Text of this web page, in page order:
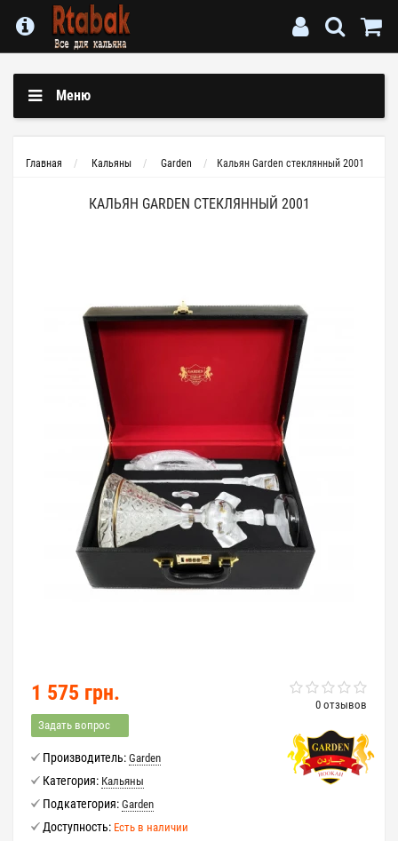
Меню
Главная Кальяны Garden Кальян Garden стеклянный 2001
КАЛЬЯН GARDEN СТЕКЛЯННЫЙ 2001
0 отзывов
1 575 грн.
Задать вопрос
Производитель: Garden
Категория: Кальяны
Подкатегория: Garden
Доступность: Есть в наличии